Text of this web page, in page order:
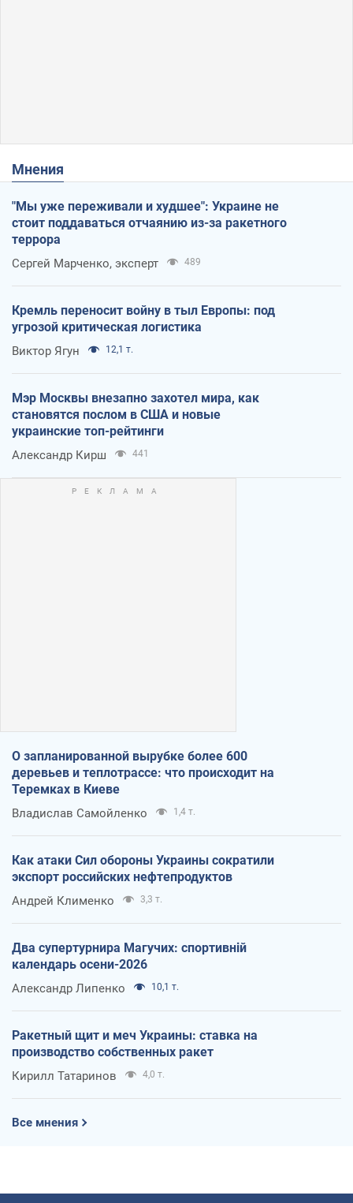
Мнения
"Мы уже переживали и худшее": Украине не
стоит поддаваться отчаянию из-за ракетного
террора
Сергей Марченко, эксперт 489
Кремль переносит войну в тыл Европы: под
угрозой критическая логистика
Виктор Ягун 12,1 т.
Мэр Москвы внезапно захотел мира, как
становятся послом в США и новые
украинские топ-рейтинги
Александр Кирш 441
О запланированной вырубке более 600
деревьев и теплотрассе: что происходит на
Теремках в Киеве
Владислав Самойленко 1,4 т.
Как атаки Сил обороны Украины сократили
экспорт российских нефтепродуктов
Андрей Клименко 3,3 т.
Два супертурнира Магучих: спортивній
календарь осени-2026
Александр Липенко 10,1 т.
Ракетный щит и меч Украины: ставка на
производство собственных ракет
Кирилл Татаринов 4,0 т.
Все мнения